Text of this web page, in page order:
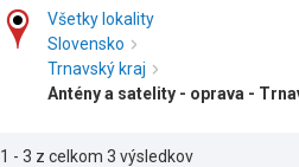
Všetky lokality
Slovensko
Trnavský kraj
Antény a satelity - oprava -
1 - 3 z celkom 3 výsledkov